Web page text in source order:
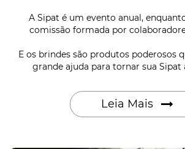
A Sipat é um evento anual,
comissão formada por
E os brindes são produtos poderosos
grande ajuda para tornar sua Sipat
Leia Mais